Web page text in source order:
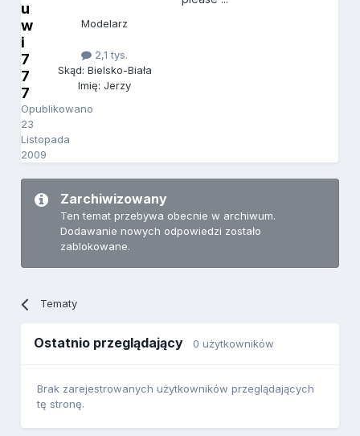
u
w
i
7
7
7
Opublikowano
23
Listopada
2009
Modelarz
2,1 tys.
Skąd: Bielsko-Biała
Imię: Jerzy
Zarchiwizowany
Ten temat przebywa obecnie w archiwum.
Dodawanie nowych odpowiedzi zostało
zablokowane.
Tematy
Ostatnio przeglądający 0 użytkowników
Brak zarejestrowanych użytkowników przeglądających
tę stronę.